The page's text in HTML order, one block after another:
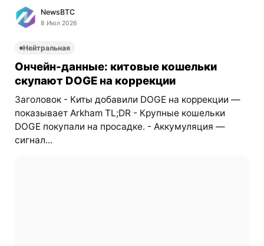
NewsBTC
8 Июл 2026
Нейтральная
Ончейн-данные: китовые кошельки
скупают DOGE на коррекции
Заголовок - Киты добавили DOGE на коррекции —
показывает Arkham TL;DR - Крупные кошельки
DOGE покупали на просадке. - Аккумуляция —
сигнал...